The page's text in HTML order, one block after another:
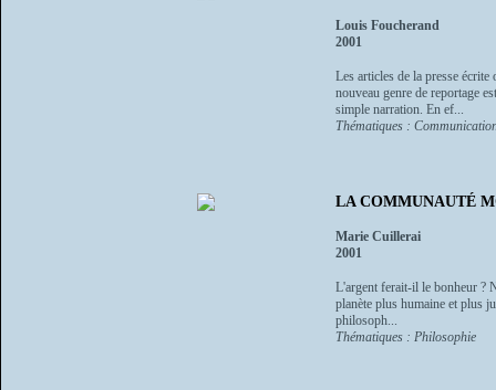
Louis Foucherand
2001
Les articles de la presse
nouveau genre de reportage
simple narration. En ef...
Thématiques :
LA COMMUNAUTÉ
Marie Cuillerai
2001
L'argent ferait-il le bonheur ?
planète plus humaine et plus
philosoph...
Thématiques : Philosophie